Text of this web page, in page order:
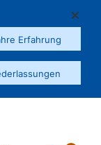
Erfahrung